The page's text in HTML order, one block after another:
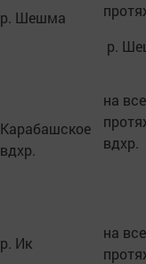
р. Шешма
р.
Карабашское
вдхр.
на
вдхр.
р. Ик
на